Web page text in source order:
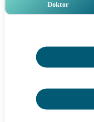
Doktor